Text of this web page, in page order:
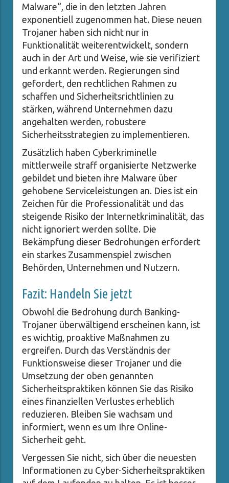
Malware“, die in den letzten Jahren
exponentiell zugenommen hat. Diese neuen
Trojaner haben sich nicht nur in
Funktionalität weiterentwickelt, sondern
auch in der Art und Weise, wie sie verifiziert
und erkannt werden. Regierungen sind
gefordert, den rechtlichen Rahmen zu
schaffen und Sicherheitsrichtlinien zu
stärken, während Unternehmen dazu
angehalten werden, robustere
Sicherheitsstrategien zu implementieren.
Zusätzlich haben Cyberkriminelle
mittlerweile straff organisierte Netzwerke
gebildet und bieten ihre Malware über
gehobene Serviceleistungen an. Dies ist ein
Zeichen für die Professionalität und das
steigende Risiko der Internetkriminalität, das
nicht ignoriert werden sollte. Die
Bekämpfung dieser Bedrohungen erfordert
ein starkes Zusammenspiel zwischen
Behörden, Unternehmen und Nutzern.
Fazit: Handeln Sie jetzt
Obwohl die Bedrohung durch Banking-
Trojaner überwältigend erscheinen kann, ist
es wichtig, proaktive Maßnahmen zu
ergreifen. Durch das Verständnis der
Funktionsweise dieser Trojaner und die
Umsetzung der oben genannten
Sicherheitspraktiken können Sie das Risiko
eines finanziellen Verlustes erheblich
reduzieren. Bleiben Sie wachsam und
informiert, wenn es um Ihre Online-
Sicherheit geht.
Vergessen Sie nicht, sich über die neuesten
Informationen zu Cyber-Sicherheitspraktiken